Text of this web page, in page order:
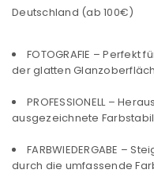
Deutschland (ab 100€)
FOTOGRAFIE –
der glatten
PROFESSIONELL –
ausgezeichnete
FARBWIEDERGABE –
durch die umfassende